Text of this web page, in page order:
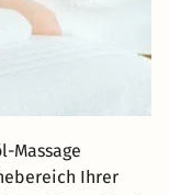
Massage
Ihrer